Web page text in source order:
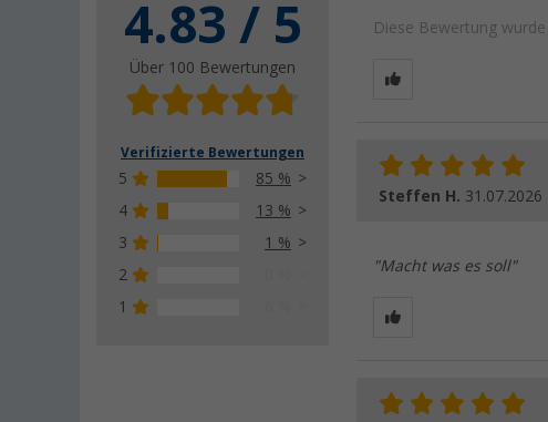
4.83 / 5
Über 100 Bewertungen
Verifizierte Bewertungen
5
85 %
4
13 %
3
1 %
2
1
Diese Bewertung
Steffen H. 31.07.2026
"Macht was es soll"